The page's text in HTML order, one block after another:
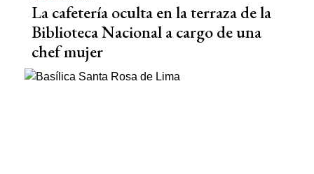
La cafetería oculta en la terraza de la
Biblioteca Nacional a cargo de una
chef mujer